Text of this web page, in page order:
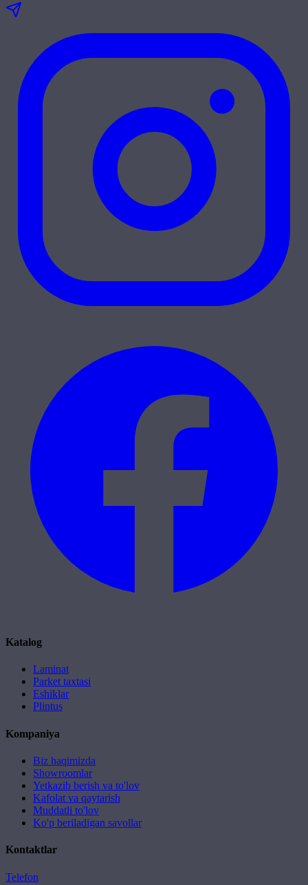
Katalog
Laminat
Parket taxtasi
Eshiklar
Plintus
Kompaniya
Biz haqimizda
Showroomlar
Yetkazib berish va to'lov
Kafolat va qaytarish
Muddatli to'lov
Ko'p beriladigan savollar
Kontaktlar
Telefon